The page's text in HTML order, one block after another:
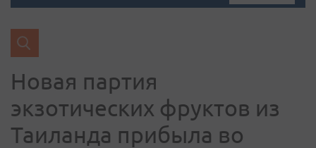
Новая партия
экзотических фруктов из
Таиланда прибыла во